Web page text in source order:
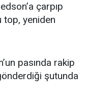
çarpıp
top, yeniden
pasında rakip
şutunda